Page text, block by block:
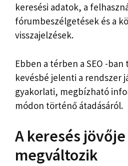
keresési adatok, a
fórumbeszélgetések és a
visszajelzések.
Ebben a térben a SEO -
kevésbé jelenti a rendszer
gyakorlati, megbízható
módon történő átadásáról.
A keresés jövője
megváltozik